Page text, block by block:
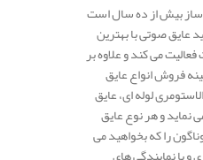
ساز بیش از ده سال است
عایق صوتی با بهترین
می کند و علاوه بر
فروش انواع عایق
لوله ای، عایق
نماید و هر نوع عایق
را که بخواهید می